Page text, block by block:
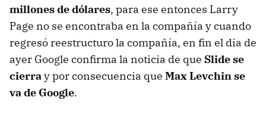
millones de dólares, para ese entonces Larry
Page no se encontraba en la compañía y cuando
regresó reestructuro la compañía, en fin el dia de
ayer Google confirma la noticia de que Slide se
cierray por consecuencia que Max Levchin se
va de Google.